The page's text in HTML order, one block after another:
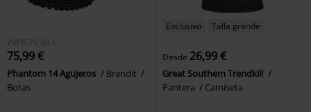
PVPR 79,90 €
75,99 €
Phantom 14 Agujeros
Brandit
Botas
Exclusivo Talla grande
Desde 26,99 €
Great Southem Trendkill
Pantera
Camiseta